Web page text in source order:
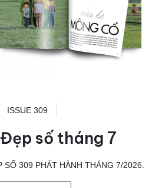
ISSUE 309
số tháng 7
309 PHÁT HÀNH THÁNG 7/2026.